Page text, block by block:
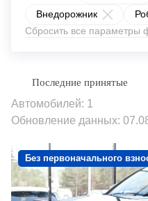
Внедорожник
Сбросить все параметры
Автомобилей: 1
Обновление данных:
Без первоначального